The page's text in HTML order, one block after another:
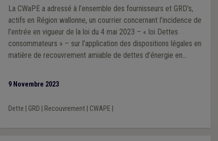
La CWaPE a adressé à l’ensemble des fournisseurs et GRD’s,
actifs en Région wallonne, un courrier concernant l’incidence de
l’entrée en vigueur de la loi du 4 mai 2023 – « loi Dettes
consommateurs » – sur l’application des dispositions légales en
matière de recouvrement amiable de dettes d’énergie en
9 Novembre 2023
Dette GRD Recouvrement| CWAPE